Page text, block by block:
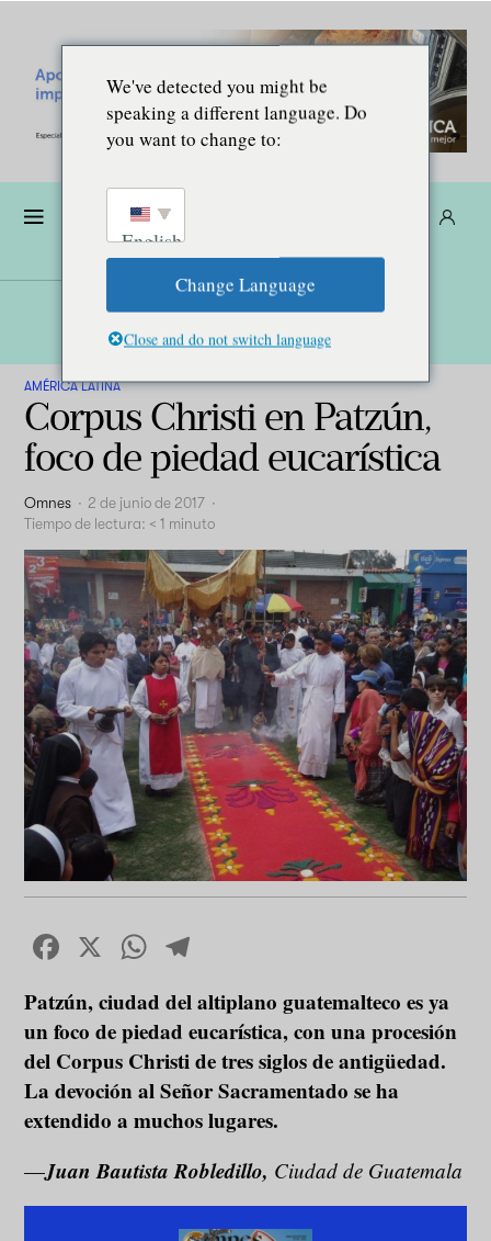
AMÉRICA LATINA
Corpus Christi en Patzún,
foco de piedad eucarística
Omnes · 2 de junio de 2017 ·
Tiempo de lectura: < 1 minuto
Facebook
X WhatsApp
Patzún, ciudad del altiplano guatemalteco es ya
un foco de piedad eucarística, con una procesión
del Corpus Christi de tres siglos de antigüedad.
La devoción al Señor Sacramentado se ha
extendido a muchos lugares.
—Juan Bautista Robledillo, Ciudad de Guatemala
We've detected you might be
speaking a different language. Do
you want to change to:
English
Change Language
Close and do not switch language